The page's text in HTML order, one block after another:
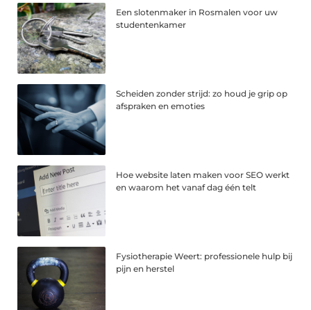
Een slotenmaker in Rosmalen voor uw
studentenkamer
Scheiden zonder strijd: zo houd je grip op
afspraken en emoties
Hoe website laten maken voor SEO werkt
en waarom het vanaf dag één telt
Fysiotherapie Weert: professionele hulp bij
pijn en herstel